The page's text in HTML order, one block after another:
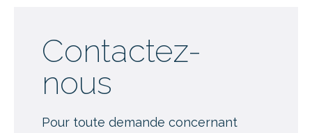
Contactez-
nous
Pour toute demande concernant